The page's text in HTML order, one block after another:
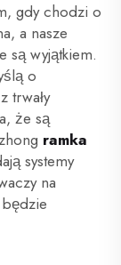
gdy chodzi o
a nasze
są wyjątkiem.
o
trwały
że są
ramka
systemy
na